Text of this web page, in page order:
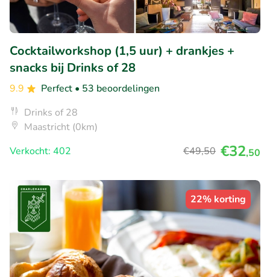
Cocktailworkshop (1,5 uur) + drankjes +
snacks bij Drinks of 28
9.9 Perfect • 53 beoordelingen
Drinks of 28
Maastricht (0km)
Verkocht: 402
€49,50 €32,50
22% korting